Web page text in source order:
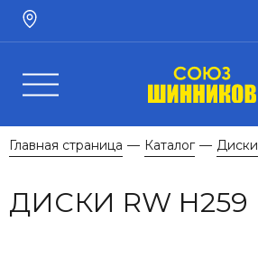
Главная страница — Каталог — Диски
ДИСКИ RW H259